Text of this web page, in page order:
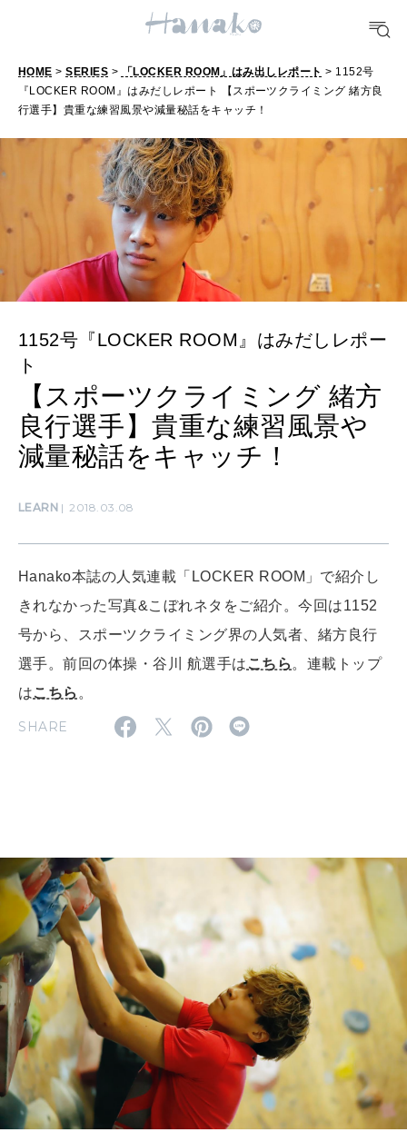
FOOD
おいしい
TRAVEL
どこ行く？
FORTUNE
明日のわたし
[12星座別] Weekly Holoscope
[12星座別] Monthly Love Holoscope
女神まり愛のタロットメッセージ
算命学がわかる今月のあなた
HEALTH
LEARN
知る、考える
SUSTAINABLE
わたしができること
自分を耕す
2026年9月号「北海道 おいしく遊ぶ、夏のご褒美旅。」
2026年8月号『お茶の時間です。』
2026年7月号「鎌倉 ローカルが 教えてくれた 本当の歩き方。」
2026年6月号「大銀座 トレンドが生まれる 新しい一流店へ。」
2026年5月号「“大好き”に出会いに。韓国」
MAGAZINE MOOK
FOLLOW US!
HOME >SERIES > 「LOCKER ROOM」はみ出しレポート > 1152号
『LOCKER ROOM』はみだしレポート 【スポーツクライミング 緒方良
行選手】貴重な練習風景や減量秘話をキャッチ！
1152号『LOCKER ROOM』はみだしレポー
ト
【スポーツクライミング 緒方
良行選手】貴重な練習風景や
減量秘話をキャッチ！
LEARN 2018.03.08
Hanako本誌の人気連載「LOCKER ROOM」で紹介し
きれなかった写真&こぼれネタをご紹介。今回は1152
号から、スポーツクライミング界の人気者、緒方良行
選手。前回の体操・谷川 航選手は こちら 。連載トップ
はこちら 。
SHARE